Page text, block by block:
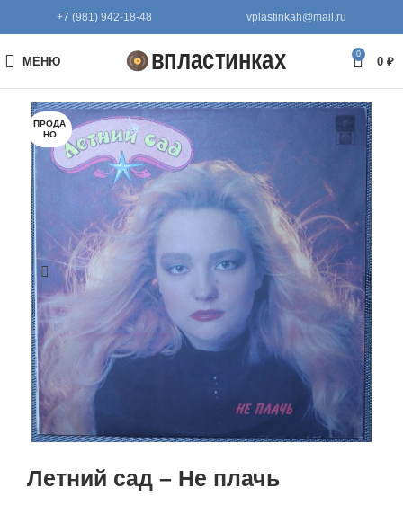
+7 (981) 942-18-48 vplastinkah@mail.ru
МЕНЮ
0
0 ₽
ПРОДА
НО
Летний сад – Не плачь